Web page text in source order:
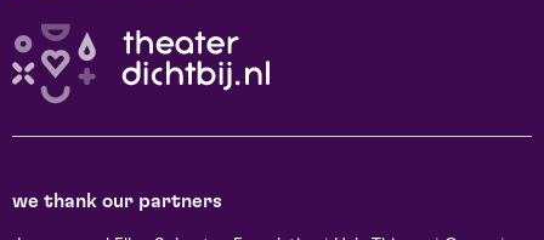
we thank our partners